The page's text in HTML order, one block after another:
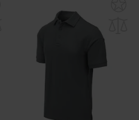
schowka